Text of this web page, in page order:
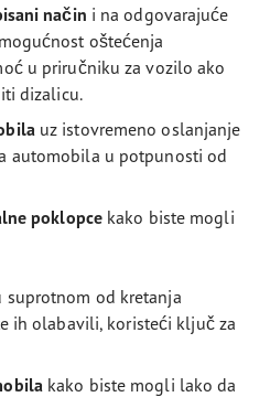
način i na odgovarajuće
oštećenja
u priručniku za vozilo ako
dizalicu.
uz istovremeno oslanjanje
automobila u potpunosti od
poklopcekako biste mogli
suprotnom od kretanja
ih olabavili, koristeći ključ za
kako biste mogli lako da